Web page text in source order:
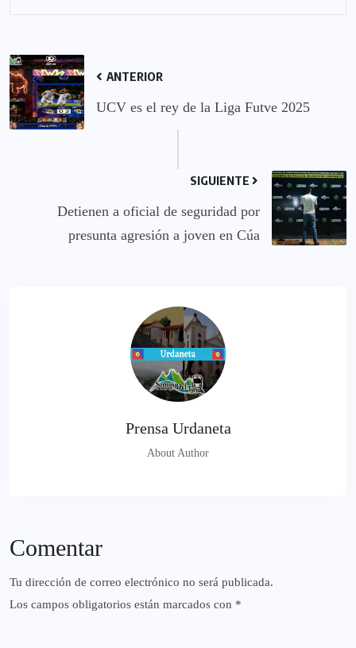
ANTERIOR
UCV es el rey de la Liga Futve 2025
SIGUIENTE
Detienen a oficial de seguridad por
presunta agresión a joven en Cúa
Prensa Urdaneta
About Author
Comentar
Tu dirección de correo electrónico no será publicada.
Los campos obligatorios están marcados con *